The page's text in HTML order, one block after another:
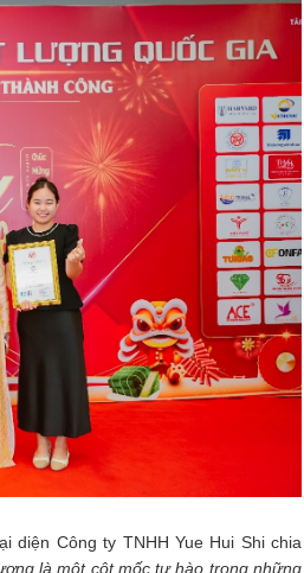
diện Công ty TNHH Yue Hui Shi chia
là một cột mốc tự hào trong những